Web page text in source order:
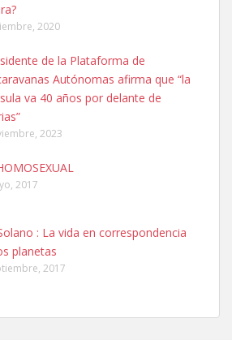
ninfa papillera, asustada tiene miedo a la
6.7.2025
para mi perrita ya que por temas de trabajo
gente r...
2020
de la Plataforma de
Autónomas afirma que “la
va 40 años por delante de
2023
2017
: La vida en correspondencia
planetas
2017